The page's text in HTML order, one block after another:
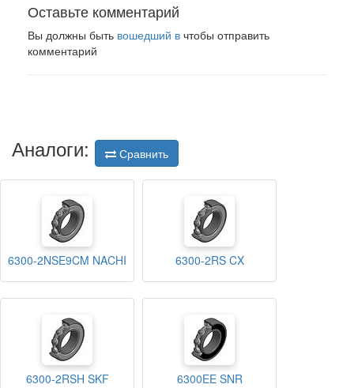
Оставьте комментарий
Вы должны быть вошедший в чтобы отправить
комментарий
Аналоги: Сравнить
6300-2NSE9CM NACHI 6300-2RS CX
6300-2RSH SKF 6300EE SNR